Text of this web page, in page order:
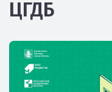
ЦГДБ